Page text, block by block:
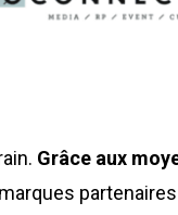
Grâce aux